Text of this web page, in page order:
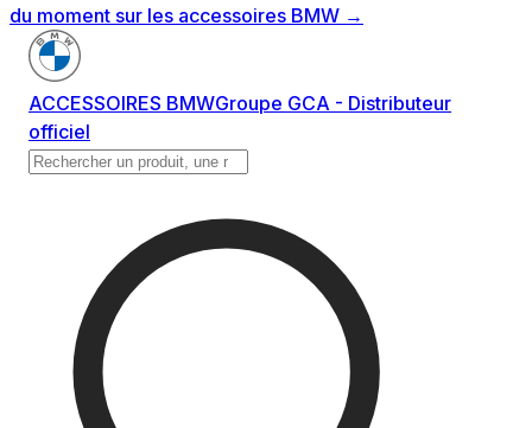
du moment sur les accessoires BMW →
ACCESSOIRES BMWGroupe GCA - Distributeur
officiel